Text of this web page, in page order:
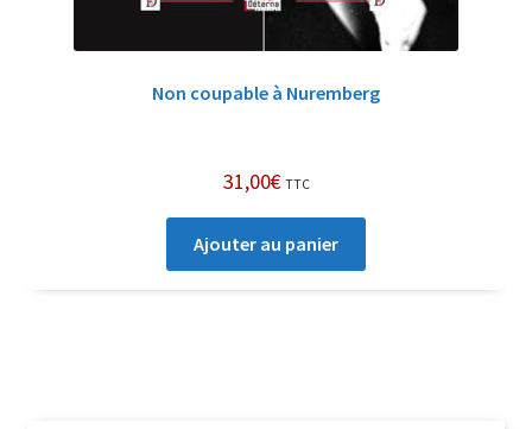
Non coupable à Nuremberg
31,00€ TTC
Ajouter au panier